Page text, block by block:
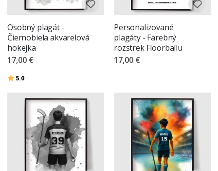
Osobný plagát -
Čiernobiela akvarelová
hokejka
17,00 €
Hodnotenie:
5.0
Personalizované
plagáty - Farebný
rozstrek Floorballu
17,00 €